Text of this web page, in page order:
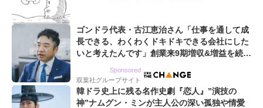
ゴンドラ代表・古江恵治さん「仕事を通して成
長できる、わくわくドキドキできる会社にした
いと考えたんです」創業来9期増収&増益を続け
Sponsored
双葉社グループサイト
韓ドラ史上に残る名作史劇『恋人』”演技の
神”ナムグン・ミンが主人公の深い孤独や情愛